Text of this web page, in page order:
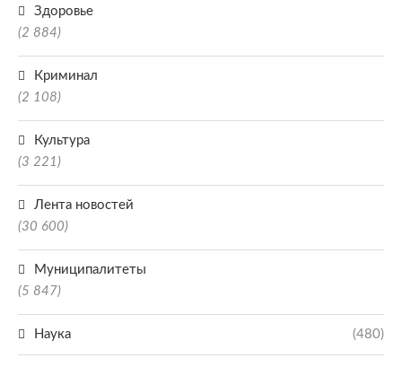
Здоровье
(2 884)
Криминал
(2 108)
Культура
(3 221)
Лента новостей
(30 600)
Муниципалитеты
(5 847)
Наука (480)